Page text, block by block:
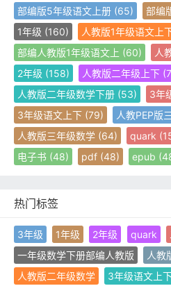
部编版5年级语文上册(65) 部编
1年级 (160) 人教版1年级语文上
部编人教版1年级语文上 (60) 人
2年级 (158) 人教版二年级上下
人教版二年级数学下册(53) 3年
3年级语文上下(79) 人教PEP版
人教版三年级数学(64) quark
电子书(48) pdf (48) epub
热门标签
3年级 1年级 2年级 quark
一年级数学下册部编人教版
人教
人教版二年级数学
3年级语文上